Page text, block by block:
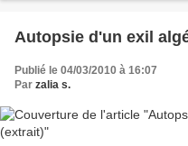
Autopsie d'un exil
Publié le 04/03/2010 à 16:07
Par zalia s.